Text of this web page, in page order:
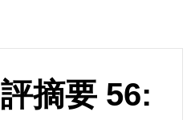
摘要 56: